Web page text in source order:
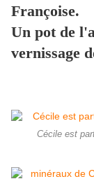
Françoise.
Un pot de
vernissage
Cécile est